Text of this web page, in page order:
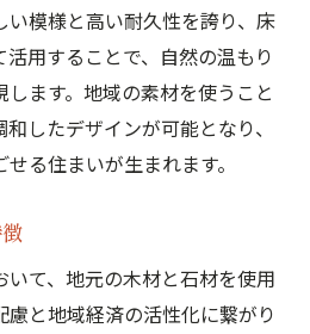
を取り込む設計
窓の配置
適した庭作り
したエコ住宅
考えたプランニング
地域素材と調和したデザイ
模様と高い耐久性を誇り、床
用することで、自然の温もり
ます。地域の素材を使うこと
したデザインが可能となり、
る住まいが生まれます。
て、地元の木材と石材を使用
と地域経済の活性化に繋がり